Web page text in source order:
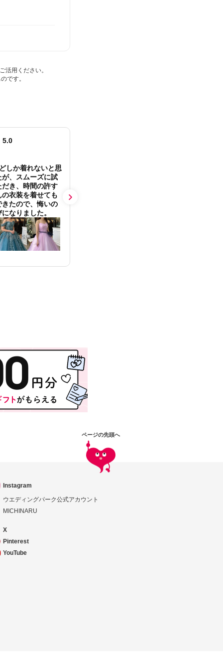
活用ください。
です。
点数
5.0
しか着れないと思
が、スムーズに試
き、時間の許す
の衣装を着せても
きたので、悔いの
なりました。
年08月投稿
Instagram
ウエディングパーク公式アカウント
MICHINARU
X
Pinterest
YouTube
ページの先頭へ